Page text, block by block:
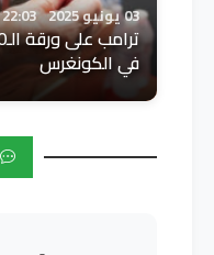
03 يونيو 2025 22:03
في الكونغرس